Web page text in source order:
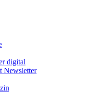
digital
Newsletter